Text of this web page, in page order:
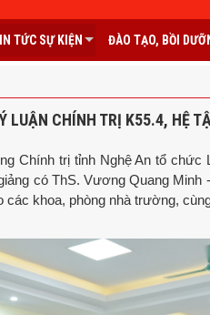
TỨC SỰ KIỆN ĐÀO TẠO, BỒI
LUẬN CHÍNH TRỊ K55.4, HỆ
Chính trị tỉnh Nghệ An tổ chức
có ThS. Vương Quang
các khoa, phòng nhà trường,